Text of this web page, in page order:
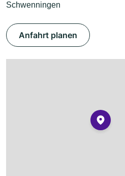
Schwenningen
Anfahrt planen